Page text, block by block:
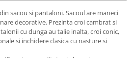
sacou si pantaloni. Sacoul are maneci
decorative. Prezinta croi cambrat si
cu dunga au talie inalta, croi conic,
si inchidere clasica cu nasture si